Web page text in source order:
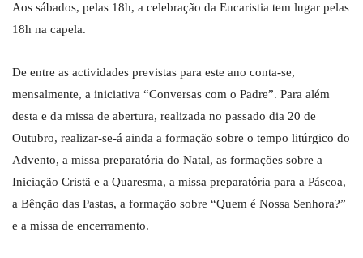
Aos sábados, pelas 18h, a celebração da Eucaristia tem lugar pelas
18h na capela.
De entre as actividades previstas para este ano conta-se,
mensalmente, a iniciativa “Conversas com o Padre”. Para além
desta e da missa de abertura, realizada no passado dia 20 de
Outubro, realizar-se-á ainda a formação sobre o tempo litúrgico do
Advento, a missa preparatória do Natal, as formações sobre a
Iniciação Cristã e a Quaresma, a missa preparatória para a Páscoa,
a Bênção das Pastas, a formação sobre “Quem é Nossa Senhora?”
e a missa de encerramento.